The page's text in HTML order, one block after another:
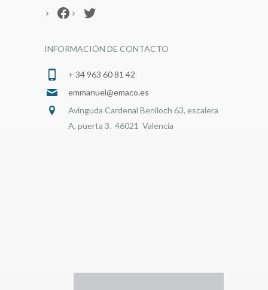
Facebook
Twitter
INFORMACIÓN DE CONTACTO
+ 34 963 60 81 42
emmanuel@emaco.es
Avinguda Cardenal Benlloch 63, escalera
A, puerta 3. 46021 Valencia